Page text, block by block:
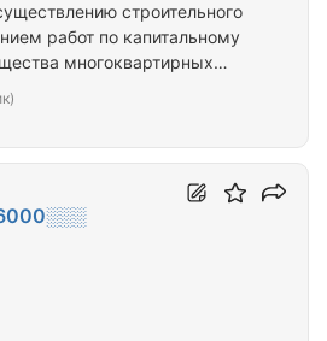
строительного
работ по капитальному
многоквартирных
округ, г. Рыбное, ул.